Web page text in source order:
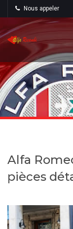
Nous appeler
Alfa
pièces